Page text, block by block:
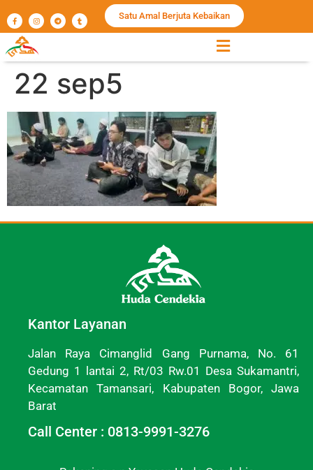
Satu Amal Berjuta Kebaikan
22 sep5
Kantor Layanan
Jalan Raya Cimanglid Gang Purnama, No. 61
Gedung 1 lantai 2, Rt/03 Rw.01 Desa Sukamantri,
Kecamatan Tamansari, Kabupaten Bogor, Jawa
Barat
Call Center : 0813-9991-3276